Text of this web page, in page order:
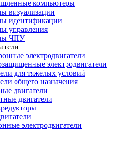
компьютеры
визуализации
идентификации
управления
ЧПУ
электродвигатели
электродвигатели
для тяжелых условий
общего назначения
двигатели
двигатели
электродвигатели